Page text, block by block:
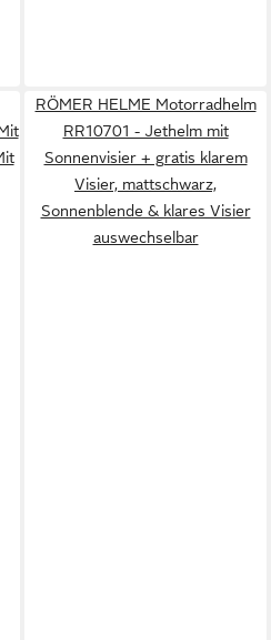
RÖMER HELME Motorradhelm
RR10701 - Jethelm mit
Sonnenvisier + gratis klarem
Visier, mattschwarz,
Sonnenblende & klares Visier
auswechselbar